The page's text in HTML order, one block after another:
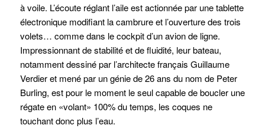
à voile. L’écoute réglant l’aile est actionnée par une tablette
électronique modifiant la cambrure et l’ouverture des trois
volets… comme dans le cockpit d’un avion de ligne.
Impressionnant de stabilité et de fluidité, leur bateau,
notamment dessiné par l’architecte français Guillaume
Verdier et mené par un génie de 26 ans du nom de Peter
Burling, est pour le moment le seul capable de boucler une
régate en «volant» 100% du temps, les coques ne
touchant donc plus l’eau.